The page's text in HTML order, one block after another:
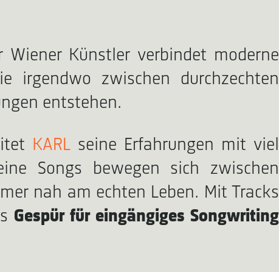
Wiener Künstler verbindet moderne
irgendwo zwischen durchzechten
entstehen.
KARLseine Erfahrungen mit viel
Songs bewegen sich zwischen
nah am echten Leben. Mit Tracks
Gespür für eingängiges Songwriting